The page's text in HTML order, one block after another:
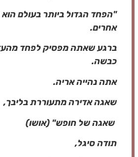
"הפחד הגדול ביותר בעולם
אחרים.
ברגע שאתה מפסיק לפחד
כבשה.
אתה נהייה אריה.
שאגה אדירה מתעוררת בליבך,
שאגה של חופש" (אושו)
תודה סיגל,